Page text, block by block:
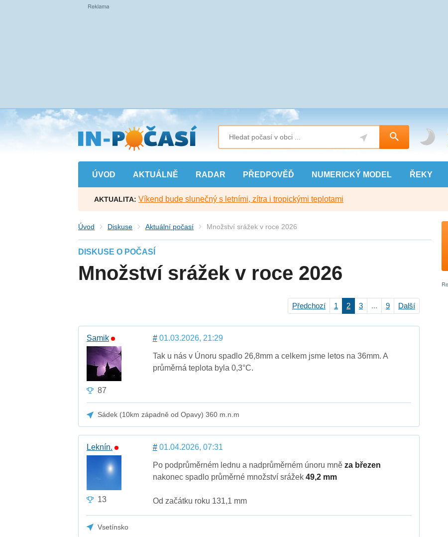
Přejít
na
hlavní
obsah
ÚVOD AKTUÁLNĚ RADAR PŘEDPOVĚĎ NUMERICKÝ MODEL ŘEKY
AKTUALITA: Víkend bude slunečný s letními, zítra i tropickými teplotami
Úvod Diskuse Aktuální počasí Množství srážek v roce 2026
DISKUSE O POČASÍ
Množství srážek v roce 2026
Předchozí 1 2 3 ... 9 Další
Samik
87
#01.03.2026, 21:29
Tak u nás v Únoru spadlo 26,8mm a celkem jsme letos na 36mm. A
průměrná teplota byla 0,3°C.
Sádek (10km západně od Opavy) 360 m.n.m
Leknín.
13
#01.04.2026, 07:31
Po podprůměrném lednu a nadprůměrném únoru mně za březen
nakonec spadlo průměrné množství srážek 49,2 mm
Od začátku roku 131,1 mm
Vsetínsko